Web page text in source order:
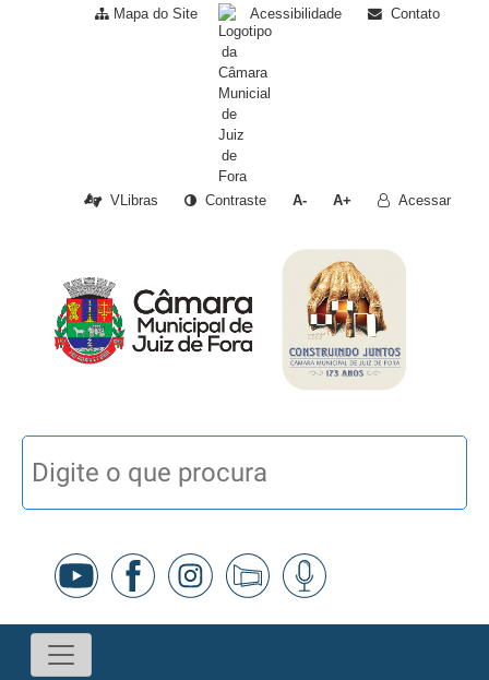
Mapa do Site Acessibilidade Contato
VLibras Contraste A- A+ Acessar